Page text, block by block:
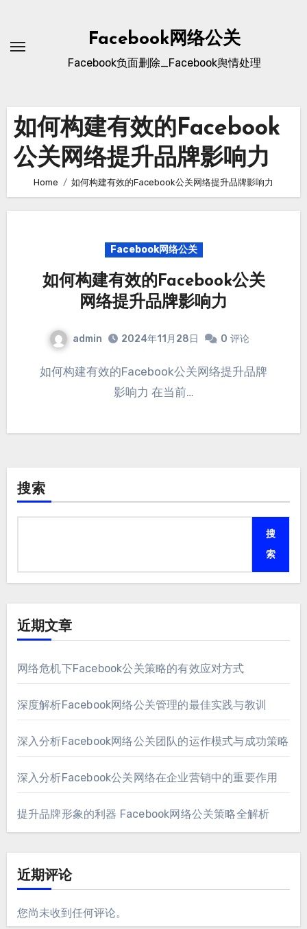
content
Facebook网络公关
Facebook负面删除_Facebook舆情处理
如何构建有效的Facebook
公关网络提升品牌影响力
Home 如何构建有效的Facebook公关网络提升品牌影响力
Facebook网络公关
如何构建有效的Facebook公关
网络提升品牌影响力
admin 2024年11月28日 0 评论
如何构建有效的Facebook公关网络提升品牌
影响力 在当前…
搜索
搜
索
近期文章
网络危机下Facebook公关策略的有效应对方式
深度解析Facebook网络公关管理的最佳实践与教训
深入分析Facebook网络公关团队的运作模式与成功策略
深入分析Facebook公关网络在企业营销中的重要作用
提升品牌形象的利器 Facebook网络公关策略全解析
近期评论
您尚未收到任何评论。